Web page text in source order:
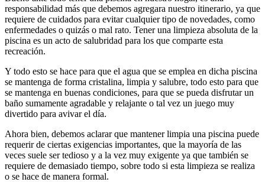
responsabilidad más que debemos agregara nuestro itinerario, ya que
requiere de cuidados para evitar cualquier tipo de novedades, como
enfermedades o quizás o mal rato. Tener una limpieza absoluta de la
piscina es un acto de salubridad para los que comparte esta
recreación.
Y todo esto se hace para que el agua que se emplea en dicha piscina
se mantenga de forma cristalina, limpia y salubre, todo esto para que
se mantenga en buenas condiciones, para que se pueda disfrutar un
baño sumamente agradable y relajante o tal vez un juego muy
divertido para avivar el día.
Ahora bien, debemos aclarar que mantener limpia una piscina puede
requerir de ciertas exigencias importantes, que la mayoría de las
veces suele ser tedioso y a la vez muy exigente ya que también se
requiere de demasiado tiempo, sobre todo si esta limpieza se realiza
o se hace de manera formal.